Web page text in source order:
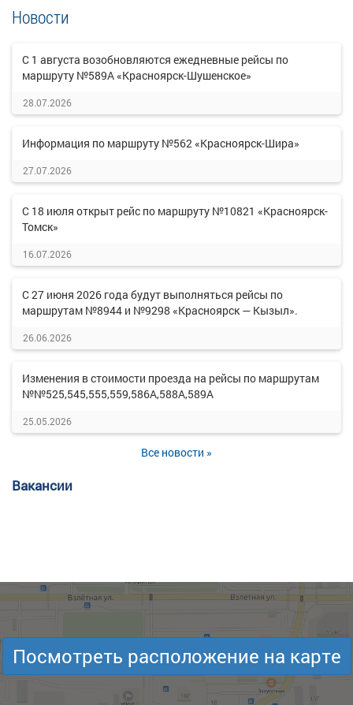
Новости
С 1 августа возобновляются ежедневные рейсы по
маршруту №589А «Красноярск-Шушенское»
28.07.2026
Информация по маршруту №562 «Красноярск-Шира»
27.07.2026
С 18 июля открыт рейс по маршруту №10821 «Красноярск-
Томск»
16.07.2026
С 27 июня 2026 года будут выполняться рейсы по
маршрутам №8944 и №9298 «Красноярск — Кызыл».
26.06.2026
Изменения в стоимости проезда на рейсы по маршрутам
№№525,545,555,559,586А,588А,589А
25.05.2026
Все новости »
Вакансии
Посмотреть расположение на карте